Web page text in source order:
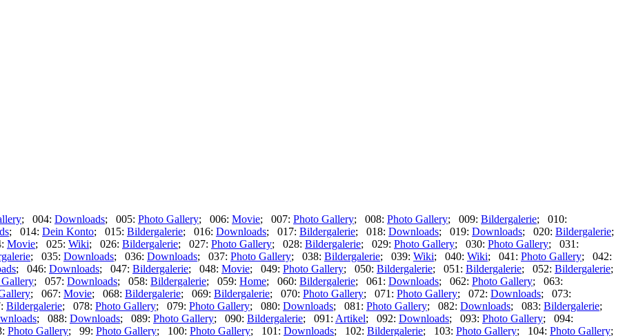
; 004: Downloads; 005: Photo Gallery; 006: Movie; 007: Photo Gallery; 008: Photo Gallery; 009: Bildergalerie; 010:
; 014: Dein Konto; 015: Bildergalerie; 016: Downloads; 017: Bildergalerie; 018: Downloads; 019: Downloads; 020: Bildergalerie;
Movie; 025: Wiki; 026: Bildergalerie; 027: Photo Gallery; 028: Bildergalerie; 029: Photo Gallery; 030: Photo Gallery; 031:
; 035: Downloads; 036: Downloads; 037: Photo Gallery; 038: Bildergalerie; 039: Wiki; 040: Wiki; 041: Photo Gallery; 042:
; 046: Downloads; 047: Bildergalerie; 048: Movie; 049: Photo Gallery; 050: Bildergalerie; 051: Bildergalerie; 052: Bildergalerie;
; 057: Downloads; 058: Bildergalerie; 059: Home; 060: Bildergalerie; 061: Downloads; 062: Photo Gallery; 063:
; 067: Movie; 068: Bildergalerie; 069: Bildergalerie; 070: Photo Gallery; 071: Photo Gallery; 072: Downloads; 073:
Bildergalerie; 078: Photo Gallery; 079: Photo Gallery; 080: Downloads; 081: Photo Gallery; 082: Downloads; 083: Bildergalerie;
; 088: Downloads; 089: Photo Gallery; 090: Bildergalerie; 091: Artikel; 092: Downloads; 093: Photo Gallery; 094:
Photo Gallery; 99: Photo Gallery; 100: Photo Gallery; 101: Downloads; 102: Bildergalerie; 103: Photo Gallery; 104: Photo Gallery;